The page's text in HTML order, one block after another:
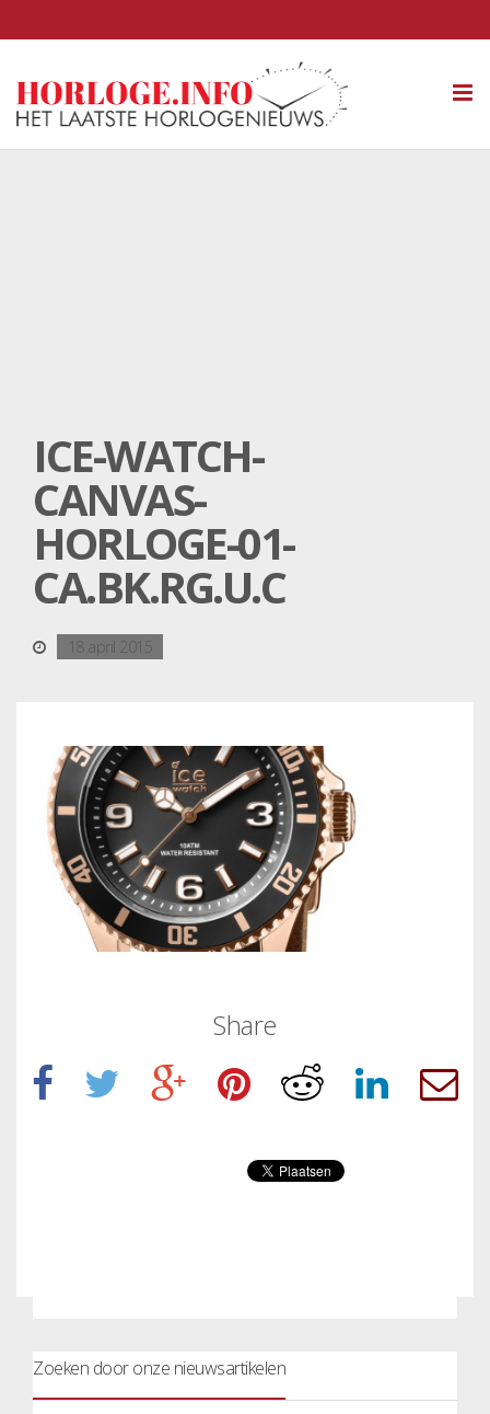
ICE-WATCH-
CANVAS-
HORLOGE-01-
CA.BK.RG.U.C
18 april 2015
Share
Zoeken door onze nieuwsartikelen